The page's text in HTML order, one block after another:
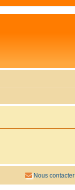
Nous contacter